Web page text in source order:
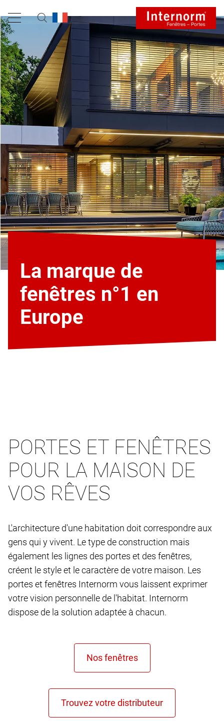
La marque de
fenêtres n°1 en
Europe
PORTES ET FENÊTRES
POUR LA MAISON DE
VOS RÊVES
L'architecture d'une habitation doit correspondre aux
gens qui y vivent. Le type de construction mais
également les lignes des portes et des fenêtres,
créent le style et le caractère de votre maison. Les
portes et fenêtres Internorm vous laissent exprimer
votre vision personnelle de l'habitat. Internorm
dispose de la solution adaptée à chacun.